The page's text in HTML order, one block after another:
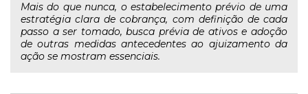
Mais do que nunca, o estabelecimento prévio de uma
estratégia clara de cobrança, com definição de cada
passo a ser tomado, busca prévia de ativos e adoção
de outras medidas antecedentes ao ajuizamento da
ação se mostram essenciais.